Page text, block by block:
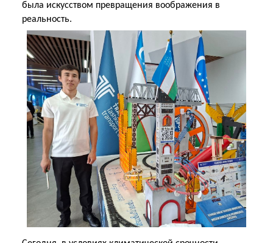
была искусством превращения воображения в
реальность.